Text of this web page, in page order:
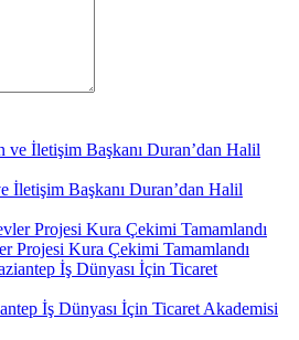
İletişim Başkanı Duran’dan Halil
Kura Çekimi Tamamlandı
İş Dünyası İçin Ticaret Akademisi